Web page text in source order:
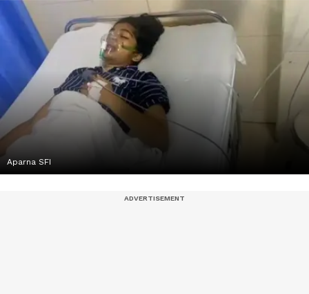
Aparna SFI